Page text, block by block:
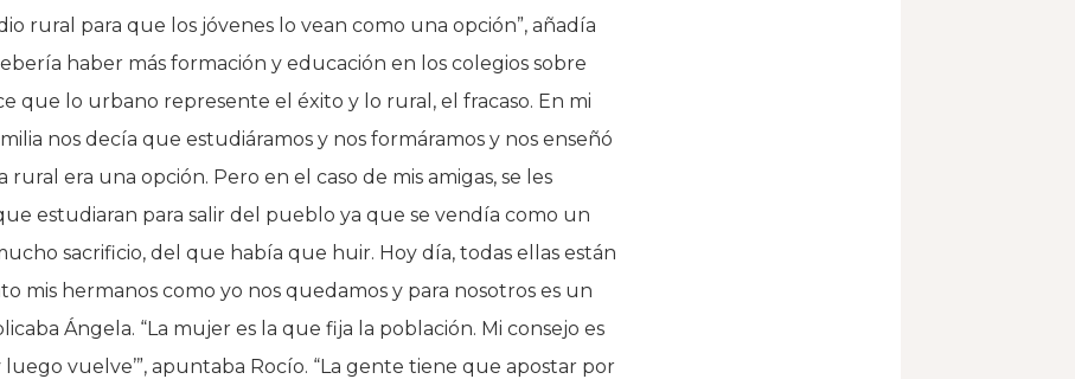
rural para que los jóvenes lo vean como una opción”, añadía
haber más formación y educación en los colegios sobre
que lo urbano represente el éxito y lo rural, el fracaso. En mi
nos decía que estudiáramos y nos formáramos y nos enseñó
rural era una opción. Pero en el caso de mis amigas, se les
estudiaran para salir del pueblo ya que se vendía como un
sacrificio, del que había que huir. Hoy día, todas ellas están
mis hermanos como yo nos quedamos y para nosotros es un
Ángela. “La mujer es la que fija la población. Mi consejo es
luego vuelve’”, apuntaba Rocío. “La gente tiene que apostar por